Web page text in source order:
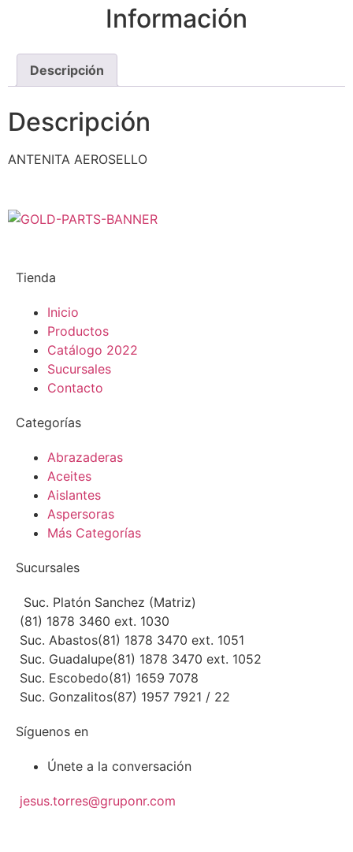
Información
Descripción
Descripción
ANTENITA AEROSELLO
Tienda
Inicio
Productos
Catálogo 2022
Sucursales
Contacto
Categorías
Abrazaderas
Aceites
Aislantes
Aspersoras
Más Categorías
Sucursales
Suc. Platón Sanchez (Matriz)
(81) 1878 3460 ext. 1030
Suc. Abastos(81) 1878 3470 ext. 1051
Suc. Guadalupe(81) 1878 3470 ext. 1052
Suc. Escobedo(81) 1659 7078
Suc. Gonzalitos(87) 1957 7921 / 22
Síguenos en
Únete a la conversación
jesus.torres@gruponr.com